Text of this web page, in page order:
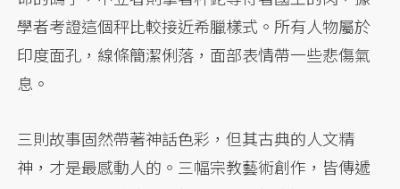
學者考證這個秤比較接近希臘樣式。所有人物屬於
印度面孔，線條簡潔俐落，面部表情帶一些悲傷氣
息。
三則故事固然帶著神話色彩，但其古典的人文精
神，才是最感動人的。三幅宗教藝術創作，皆傳遞